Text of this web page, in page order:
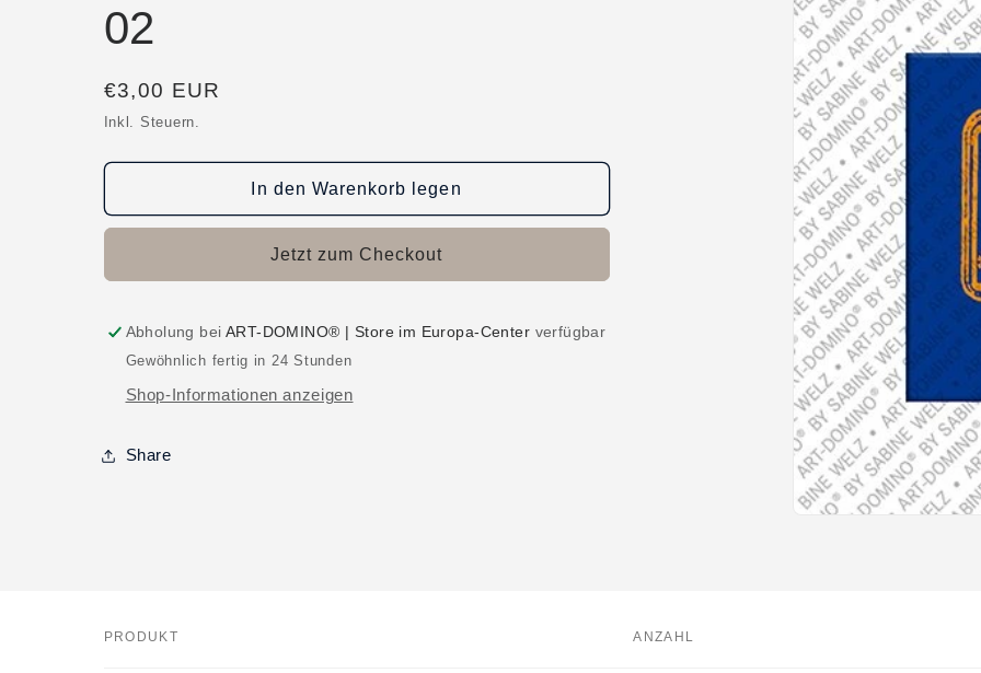
02
Normaler
Preis
€3,00 EUR
Inkl. Steuern.
In den Warenkorb legen
Jetzt zum Checkout
Abholung bei ART-DOMINO® | Store im Europa-Center verfügbar
Gewöhnlich fertig in 24 Stunden
Shop-Informationen anzeigen
Share
PRODUKT ANZAHL